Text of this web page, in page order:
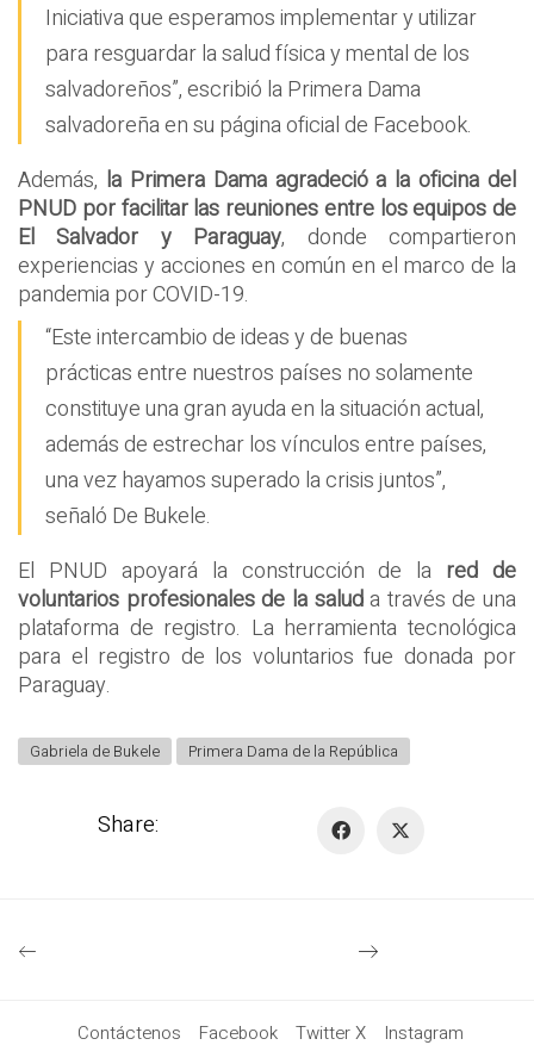
Iniciativa que esperamos implementar y utilizar
para resguardar la salud física y mental de los
salvadoreños”, escribió la Primera Dama
salvadoreña en su página oficial de Facebook.
Además, la Primera Dama agradeció a la oficina del
PNUD por facilitar las reuniones entre los equipos de
El Salvador y Paraguay, donde compartieron
experiencias y acciones en común en el marco de la
pandemia por COVID-19.
“Este intercambio de ideas y de buenas
prácticas entre nuestros países no solamente
constituye una gran ayuda en la situación actual,
además de estrechar los vínculos entre países,
una vez hayamos superado la crisis juntos”,
señaló De Bukele.
El PNUD apoyará la construcción de la red de
voluntarios profesionales de la saluda través de una
plataforma de registro. La herramienta tecnológica
para el registro de los voluntarios fue donada por
Paraguay.
Gabriela de Bukele Primera Dama de la República
Share:
Contáctenos Facebook Twitter X Instagram